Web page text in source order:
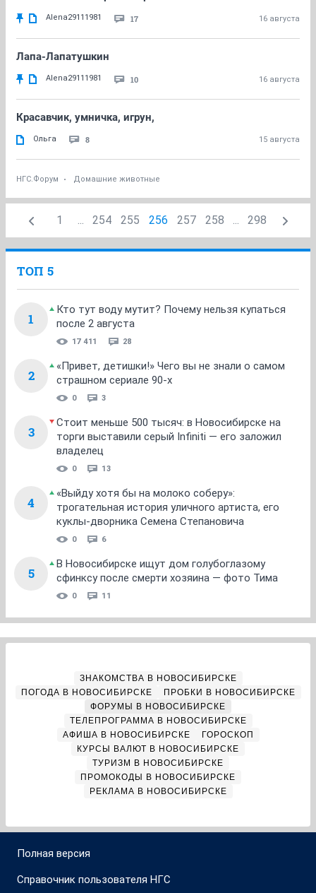
Alena29111981 17 16 августа
Лапа-Лапатушкин
Alena29111981 10 16 августа
Красавчик, умничка, игрун,
Oльгa 8 15 августа
НГС.Форум Домашние животные
1 ... 254 255 256 257 258 ... 298
ТОП 5
1
Кто тут воду мутит? Почему нельзя купаться
после 2 августа
17 411 28
2
«Привет, детишки!» Чего вы не знали о самом
страшном сериале 90-х
0 3
3
Стоит меньше 500 тысяч: в Новосибирске на
торги выставили серый Infiniti — его заложил
владелец
0 13
4
«Выйду хотя бы на молоко соберу»:
трогательная история уличного артиста, его
куклы-дворника Семена Степановича
0 6
5
В Новосибирске ищут дом голубоглазому
сфинксу после смерти хозяина — фото Тима
0 11
ЗНАКОМСТВА В НОВОСИБИРСКЕ
ПОГОДА В НОВОСИБИРСКЕ
ПРОБКИ В НОВОСИБИРСКЕ
ФОРУМЫ В НОВОСИБИРСКЕ
ТЕЛЕПРОГРАММА В НОВОСИБИРСКЕ
АФИША В НОВОСИБИРСКЕ
ГОРОСКОП
КУРСЫ ВАЛЮТ В НОВОСИБИРСКЕ
ТУРИЗМ В НОВОСИБИРСКЕ
ПРОМОКОДЫ В НОВОСИБИРСКЕ
РЕКЛАМА В НОВОСИБИРСКЕ
Полная версия
Справочник пользователя НГС